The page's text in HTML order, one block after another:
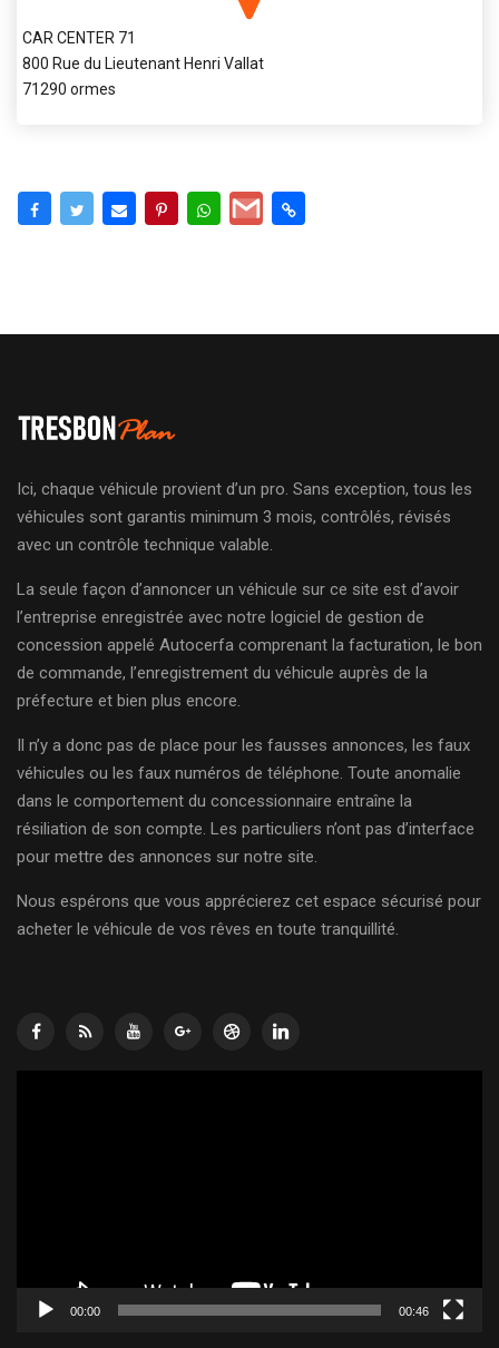
CAR CENTER 71
800 Rue du Lieutenant Henri Vallat
71290 ormes
Ici, chaque véhicule provient d’un pro. Sans exception, tous les
véhicules sont garantis minimum 3 mois, contrôlés, révisés
avec un contrôle technique valable.
La seule façon d’annoncer un véhicule sur ce site est d’avoir
l’entreprise enregistrée avec notre logiciel de gestion de
concession appelé Autocerfa comprenant la facturation, le bon
de commande, l’enregistrement du véhicule auprès de la
préfecture et bien plus encore.
Il n’y a donc pas de place pour les fausses annonces, les faux
véhicules ou les faux numéros de téléphone. Toute anomalie
dans le comportement du concessionnaire entraîne la
résiliation de son compte. Les particuliers n’ont pas d’interface
pour mettre des annonces sur notre site.
Nous espérons que vous apprécierez cet espace sécurisé pour
acheter le véhicule de vos rêves en toute tranquillité.
00:00 00:46